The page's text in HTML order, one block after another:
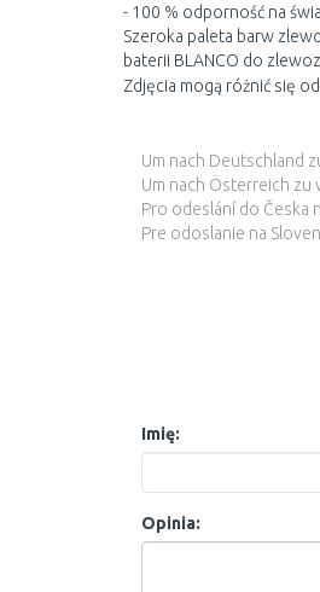
- 100 % odporność na
Szeroka paleta barw
baterii BLANCO do
Zdjęcia mogą różnić się
Um nach Deutschland
Um nach Österreich zu
Pro odeslání do Česka
Pre odoslanie na
Imię:
Opinia: